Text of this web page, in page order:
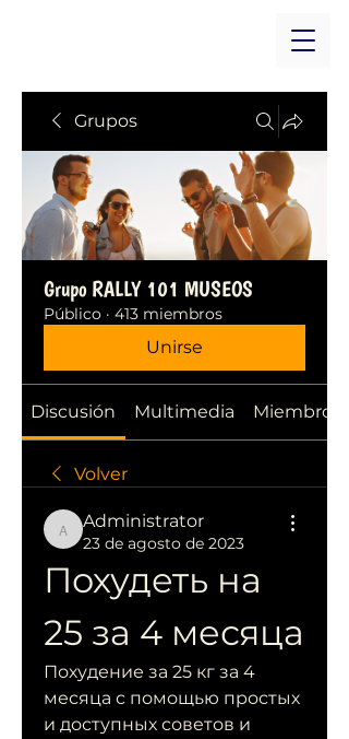
Grupos
Grupo RALLY 101 MUSEOS
Público · 413 miembros
Unirse
Discusión Multimedia Miembros
Volver
Administrator
Administrator
23 de agosto de 2023
Похудеть на
25 за 4 месяца
Похудение за 25 кг за 4
месяца с помощью простых
и доступных советов и